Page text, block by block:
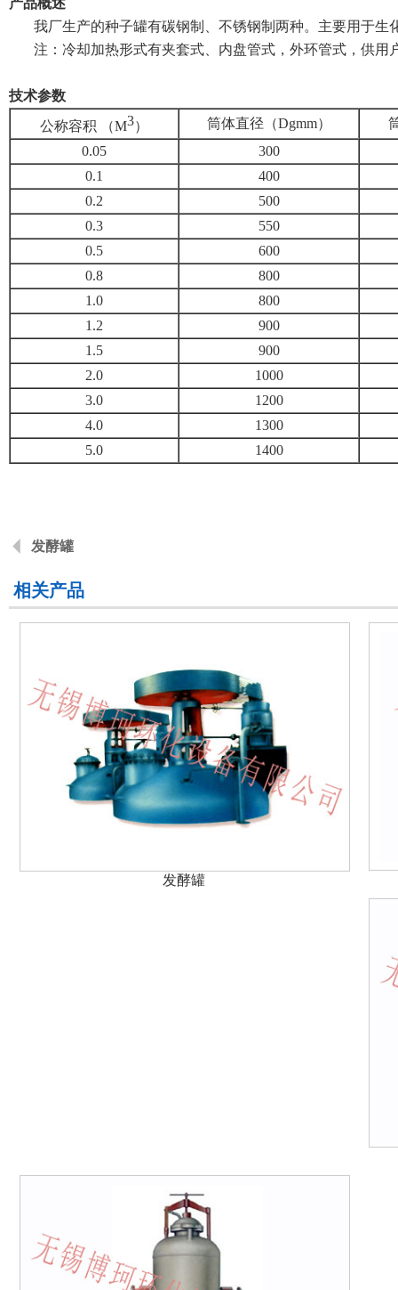
产品概述
我厂生产的种子罐有碳钢制、不锈钢制两种。主要用于生
注：冷却加热形式有夹套式、内盘管式，外环管式，供用
技术参数
公称容积 （M3） 筒体直径（Dgmm）
0.05
300
0.1
400
0.2
500
0.3
550
0.5
600
0.8
800
1.0
800
1.2
900
1.5
900
2.0
1000
3.0
1200
4.0
1300
5.0
1400
发酵罐
相关产品
发酵罐